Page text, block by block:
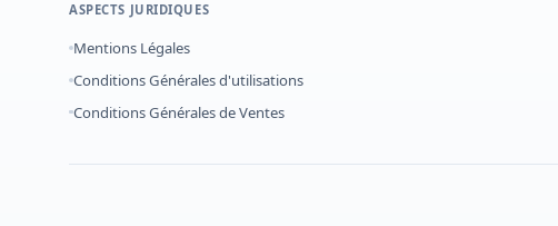
ASPECTS JURIDIQUES
Mentions Légales
Conditions Générales d'utilisations
Conditions Générales de Ventes